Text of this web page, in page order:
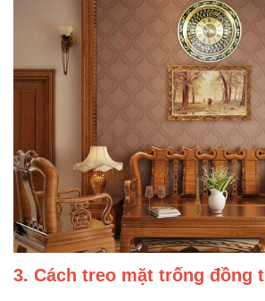
3. Cách treo mặt trống đồng